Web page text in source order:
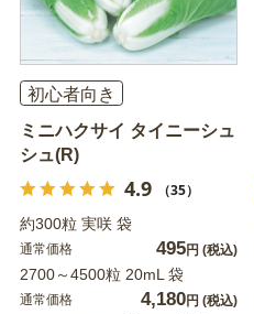
初心者向き
ミニハクサイ タイニーシュ
シュ(R)
4.9 （35）
約300粒 実咲 袋
通常価格 495円 (税込)
2700～4500粒 20mL 袋
通常価格 4,180円 (税込)